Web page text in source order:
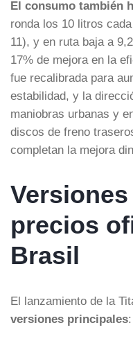
El consumo también
ronda los 10 litros
11), y en ruta baja a
17% de mejora en la
fue recalibrada para
estabilidad, y la
maniobras urbanas y
discos de freno
completan la mejora
precios
Brasil
El lanzamiento de la
versiones principales: